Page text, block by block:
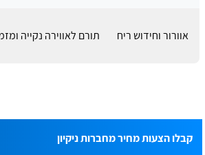
אוורור וחידוש ריח תורם לאווירה נקייה
קבלו הצעות מחיר מחברות ניקיון